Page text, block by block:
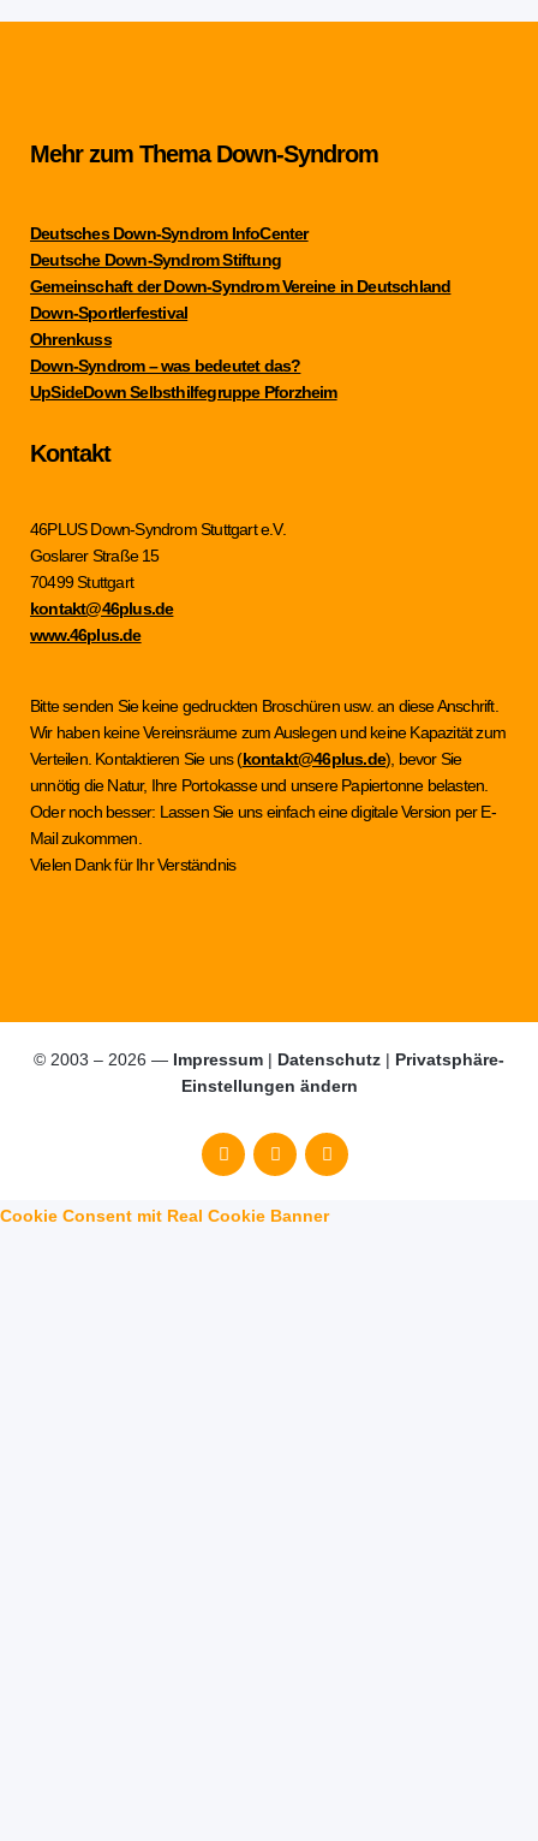
Mehr zum Thema Down-Syndrom
Deutsches Down-Syndrom InfoCenter
Deutsche Down-Syndrom Stiftung
Gemeinschaft der Down-Syndrom Vereine in Deutschland
Down-Sportlerfestival
Ohrenkuss
Down-Syndrom – was bedeutet das?
UpSideDown Selbsthilfegruppe Pforzheim
Kontakt
46PLUS Down-Syndrom Stuttgart e.V.
Goslarer Straße 15
70499 Stuttgart
kontakt@46plus.de
www.46plus.de
Bitte senden Sie keine gedruckten Broschüren usw. an diese Anschrift.
Wir haben keine Vereinsräume zum Auslegen und keine Kapazität zum
Verteilen. Kontaktieren Sie uns (kontakt@46plus.de), bevor Sie
unnötig die Natur, Ihre Portokasse und unsere Papiertonne belasten.
Oder noch besser: Lassen Sie uns einfach eine digitale Version per E-
Mail zukommen.
Vielen Dank für Ihr Verständnis
© 2003 – 2026 — Impressum | Datenschutz | Privatsphäre-
Einstellungen ändern
Cookie Consent mit Real Cookie Banner